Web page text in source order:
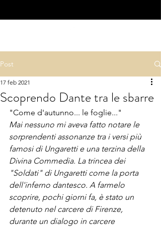
Post
Scoprendo Dante tra le sbarre
17 feb 2021
"Come d'autunno... le foglie..."
Mai nessuno mi aveva fatto notare le
sorprendenti assonanze tra i versi più
famosi di Ungaretti e una terzina della
Divina Commedia. La trincea dei
"Soldati" di Ungaretti come la porta
dell'inferno dantesco. A farmelo
scoprire, pochi giorni fa, è stato un
detenuto nel carcere di Firenze,
durante un dialogo in carcere